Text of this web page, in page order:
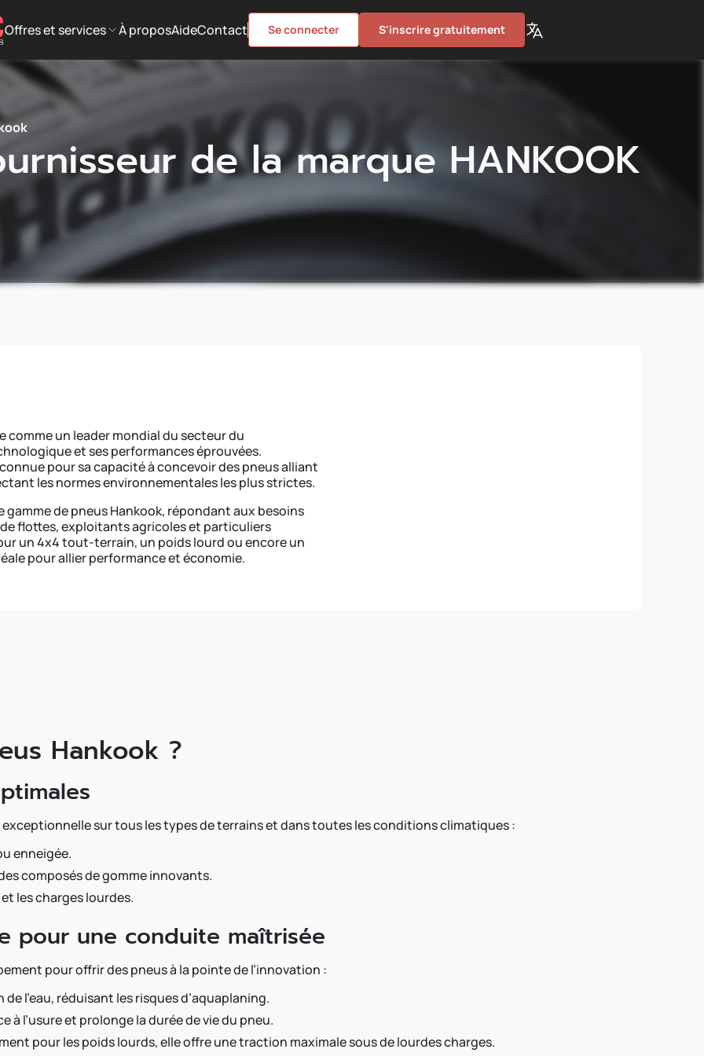
Offres et services À proposAideContact Se connecter S'inscrire gratuitement
de la marque HANKOOK
comme un leader mondial du secteur du
et ses performances éprouvées.
pour sa capacité à concevoir des pneus alliant
les normes environnementales les plus strictes.
de pneus Hankook, répondant aux besoins
flottes, exploitants agricoles et particuliers
un 4x4 tout-terrain, un poids lourd ou encore un
pour allier performance et économie.
Hankook ?
sur tous les types de terrains et dans toutes les conditions climatiques :
enneigée.
composés de gomme innovants.
les charges lourdes.
pour une conduite maîtrisée
pour offrir des pneus à la pointe de l’innovation :
l’eau, réduisant les risques d’aquaplaning.
à l’usure et prolonge la durée de vie du pneu.
pour les poids lourds, elle offre une traction maximale sous de lourdes charges.